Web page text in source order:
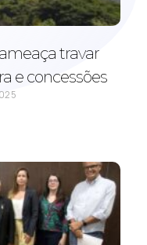
travar
e concessões